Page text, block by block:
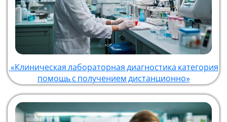
«Клиническая лабораторная диагностика категория
помощь с получением дистанционно»